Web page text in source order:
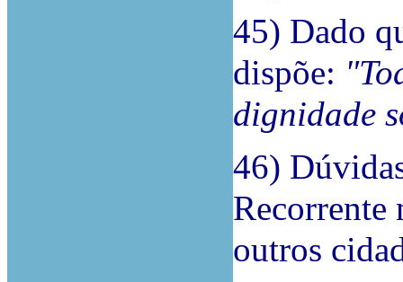
45) Dado
dispõe:
dignidade
46)
Recorrente
outros